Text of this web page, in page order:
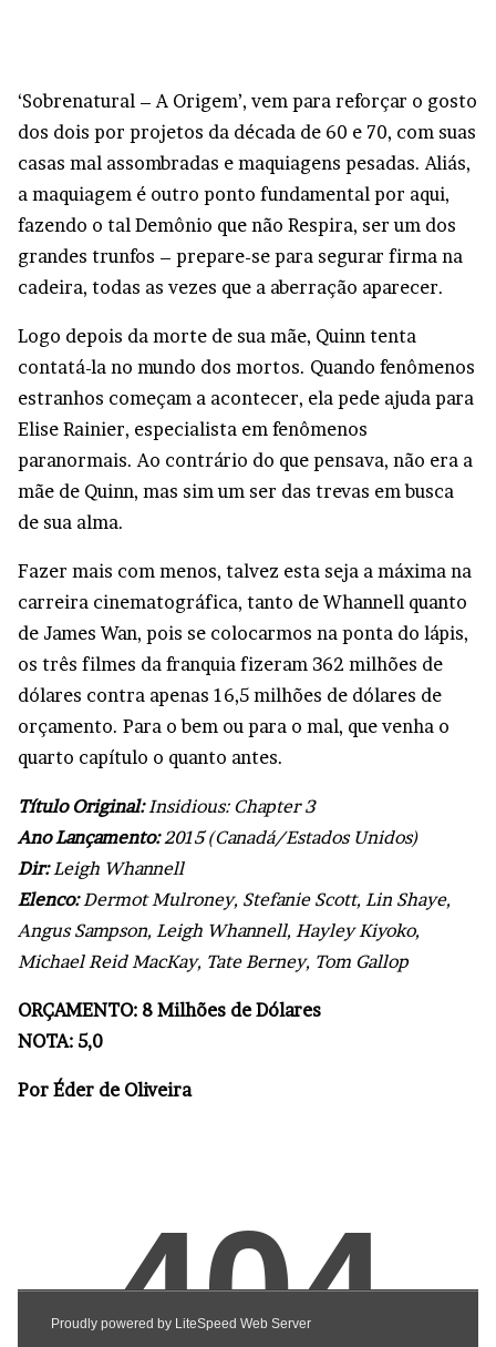
‘Sobrenatural – A Origem’, vem para reforçar o gosto
dos dois por projetos da década de 60 e 70, com suas
casas mal assombradas e maquiagens pesadas. Aliás,
a maquiagem é outro ponto fundamental por aqui,
fazendo o tal Demônio que não Respira, ser um dos
grandes trunfos – prepare-se para segurar firma na
cadeira, todas as vezes que a aberração aparecer.
Logo depois da morte de sua mãe, Quinn tenta
contatá-la no mundo dos mortos. Quando fenômenos
estranhos começam a acontecer, ela pede ajuda para
Elise Rainier, especialista em fenômenos
paranormais. Ao contrário do que pensava, não era a
mãe de Quinn, mas sim um ser das trevas em busca
de sua alma.
Fazer mais com menos, talvez esta seja a máxima na
carreira cinematográfica, tanto de Whannell quanto
de James Wan, pois se colocarmos na ponta do lápis,
os três filmes da franquia fizeram 362 milhões de
dólares contra apenas 16,5 milhões de dólares de
orçamento. Para o bem ou para o mal, que venha o
quarto capítulo o quanto antes.
Título Original:Insidious: Chapter 3
Ano Lançamento:2015 (Canadá/Estados Unidos)
Dir:Leigh Whannell
Elenco:Dermot Mulroney, Stefanie Scott, Lin Shaye,
Angus Sampson, Leigh Whannell, Hayley Kiyoko,
Michael Reid MacKay, Tate Berney, Tom Gallop
ORÇAMENTO: 8 Milhões de Dólares
NOTA: 5,0
Por Éder de Oliveira